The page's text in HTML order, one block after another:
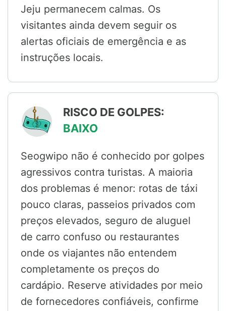
Jeju permanecem calmas. Os
visitantes ainda devem seguir os
alertas oficiais de emergência e as
instruções locais.
RISCO DE GOLPES:
BAIXO
Seogwipo não é conhecido por golpes
agressivos contra turistas. A maioria
dos problemas é menor: rotas de táxi
pouco claras, passeios privados com
preços elevados, seguro de aluguel
de carro confuso ou restaurantes
onde os viajantes não entendem
completamente os preços do
cardápio. Reserve atividades por meio
de fornecedores confiáveis, confirme